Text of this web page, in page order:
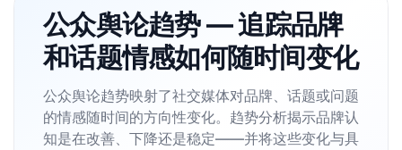
公众舆论趋势 — 追踪品牌
和话题情感如何随时间变化
公众舆论趋势映射了社交媒体对品牌、话题或问题
的情感随时间的方向性变化。趋势分析揭示品牌认
知是在改善、下降还是稳定——并将这些变化与具